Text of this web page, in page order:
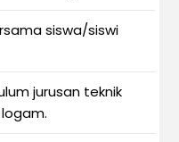
siswa/siswi
jurusan teknik